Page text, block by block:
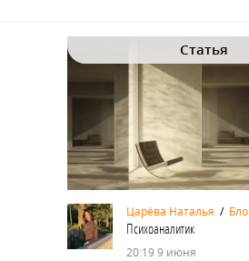
Статья
Царёва Наталья /
Психоаналитик
20:19 9 июня